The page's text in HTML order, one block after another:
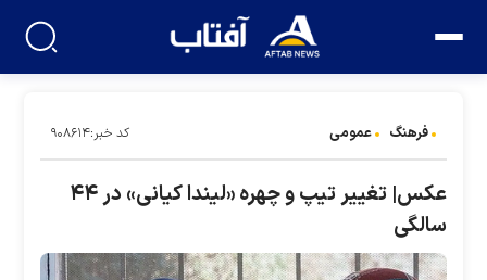
فرهنگ عمومی کد خبر:۹۰۸۶۱۴
عکس| تغییر تیپ و چهره «لیندا کیانی» در ۴۴
سالگی